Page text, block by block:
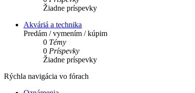
Žiadne príspevky
Akváriá a technika
Predám / vymením / kúpim
0 Témy
0 Príspevky
Žiadne príspevky
Rýchla navigácia vo fórach